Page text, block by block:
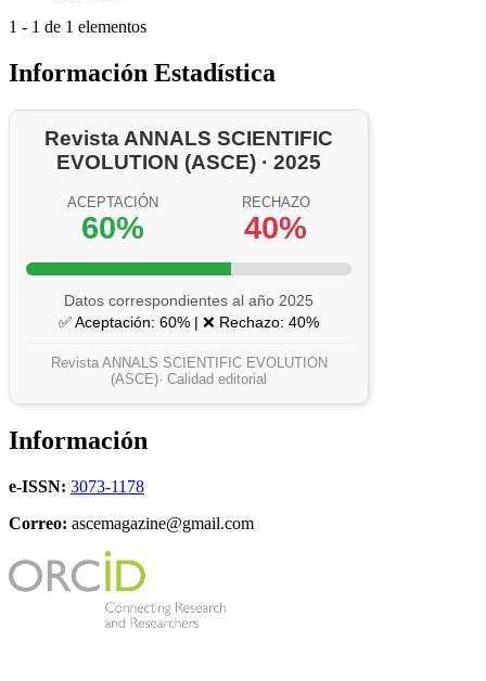
1 - 1 de 1 elementos
Información Estadística
Revista ANNALS SCIENTIFIC
EVOLUTION (ASCE) · 2025
ACEPTACIÓN
60%
RECHAZO
40%
Datos correspondientes al año 2025
✅ Aceptación: 60% | ❌ Rechazo: 40%
Revista ANNALS SCIENTIFIC EVOLUTION
(ASCE)· Calidad editorial
Información
e-ISSN: 3073-1178
Correo: ascemagazine@gmail.com